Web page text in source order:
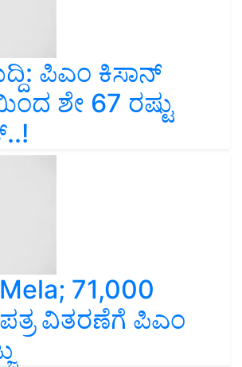
ಪಿಎಂ ಕಿಸಾನ್‌
ಶೇ 67 ರಷ್ಟು
71,000
ವಿತರಣೆಗೆ ಪಿಎಂ